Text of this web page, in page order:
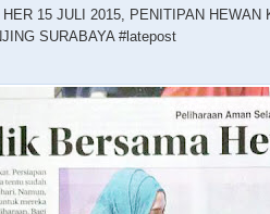
15 JULI 2015, PENITIPAN HEWAN
SURABAYA #latepost